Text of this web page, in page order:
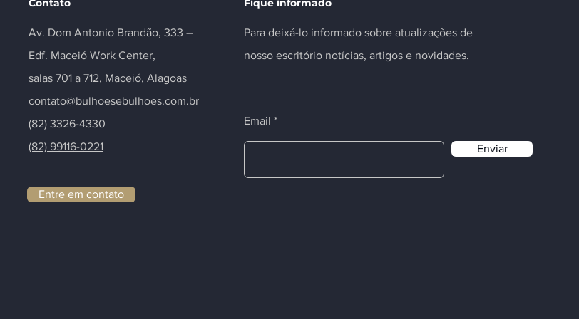
Contato
Av. Dom Antonio Brandão, 333 –
Edf. Maceió Work Center,
salas 701 a 712, Maceió, Alagoas
contato@bulhoesebulhoes.com.br
(82) 3326-4330
(82) 99116-0221
Entre em contato
Fique informado
Para deixá-lo informado sobre atualizações de
nosso escritório notícias, artigos e novidades.
Email
Enviar